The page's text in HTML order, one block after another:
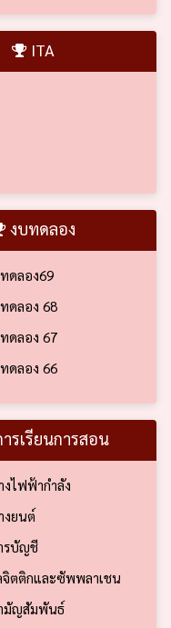
ITA
งบทดลอง
ดลอง69
ดลอง 68
ดลอง 67
ดลอง 66
รเรียนการสอน
ไฟฟ้ากำลัง
งยนต์
รบัญชี
จิตติกและซัพพลาเชน
มัญสัมพันธ์